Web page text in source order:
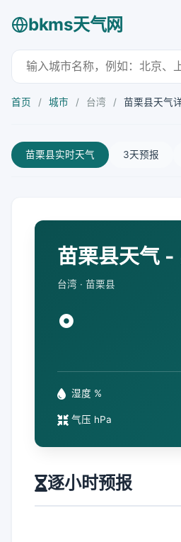
bkms天气网
首页 / 城市 / 台湾 / 苗栗县天气
苗栗县实时天气 3天预报
苗栗县天气 -
台湾 · 苗栗县
°
湿度 %
气压 hPa
逐小时预报